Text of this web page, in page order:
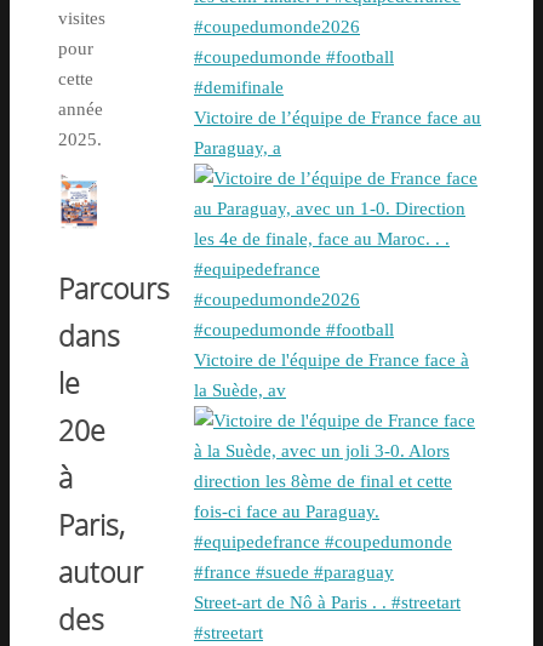
visites
pour
cette
année
2025.
Parcours
dans
le
20e
à
Paris,
autour
des
Victoire de l’équipe de France face au
Paraguay, a
Victoire de l'équipe de France face à
la Suède, av
Street-art de Nô à Paris . . #streetart
#streetart